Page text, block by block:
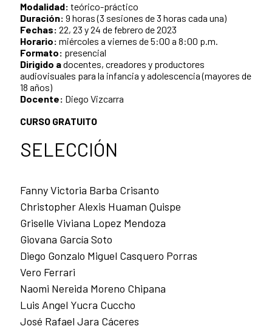
Modalidad: teórico-práctico
Duración: 9 horas (3 sesiones de 3 horas cada una)
Fechas: 22, 23 y 24 de febrero de 2023
Horario: miércoles a viernes de 5:00 a 8:00 p.m.
Formato: presencial
Dirigido adocentes, creadores y productores
audiovisuales para la infancia y adolescencia (mayores de
18 años)
Docente: Diego Vizcarra
CURSO GRATUITO
SELECCIÓN
Fanny Victoria Barba Crisanto
Christopher Alexis Huaman Quispe
Griselle Viviana Lopez Mendoza
Giovana García Soto
Diego Gonzalo Miguel Casquero Porras
Vero Ferrari
Naomi Nereida Moreno Chipana
Luis Angel Yucra Cuccho
José Rafael Jara Cáceres